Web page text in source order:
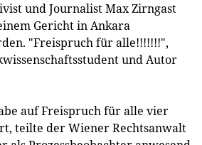
und Journalist Max Zirngast
Gericht in Ankara
"Freispruch für alle!!!!!!!",
und Autor
auf Freispruch für alle vier
teilte der Wiener Rechtsanwalt